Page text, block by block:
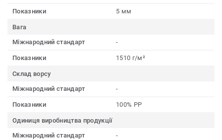
Показники 5 мм
Вага
Міжнародний стандарт
-
Показники 1510 г/м²
Склад ворсу
Міжнародний стандарт
-
Показники 100% PP
Одиниця виробництва продукції
Міжнародний стандарт
-